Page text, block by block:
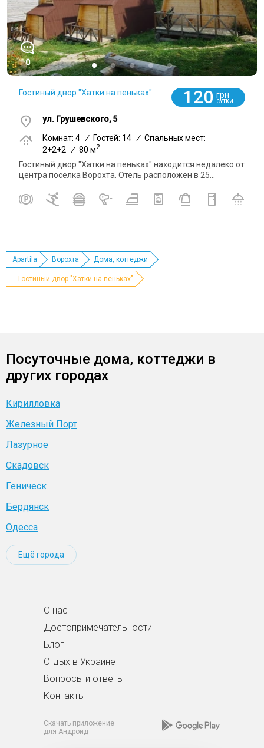
0
Гостиный двор "Хатки на пеньках" 120 грн
СУТКИ
ул. Грушевского, 5
Комнат: 4 / Гостей: 14 / Спальных мест:
2+2+2
/ 80 м2
Гостиный двор "Хатки на пеньках" находится недалеко от
центра поселка Ворохта. Отель расположен в 25...
Apartila Ворохта Дома, коттеджи
Гостиный двор "Хатки на пеньках"
Посуточные дома, коттеджи в
других городах
Кирилловка
Железный Порт
Лазурное
Скадовск
Геническ
Бердянск
Одесса
Ещё города
О нас
Достопримечательности
Блог
Отдых в Украине
Вопросы и ответы
Контакты
Скачать приложение
для Андроид